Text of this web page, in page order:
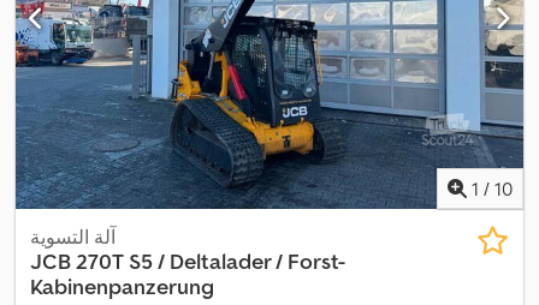
1 / 10
آلة التسوية
JCB270T S5 / Deltalader / Forst-
Kabinenpanzerung